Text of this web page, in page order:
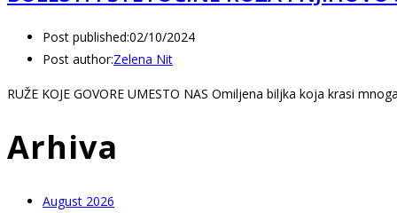
Post published:02/10/2024
Post author:Zelena Nit
RUŽE KOJE GOVORE UMESTO NAS Omiljena biljka koja krasi
Arhiva
August 2026